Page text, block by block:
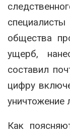
общества
ущерб,
составил
цифру
уничтожение
Как